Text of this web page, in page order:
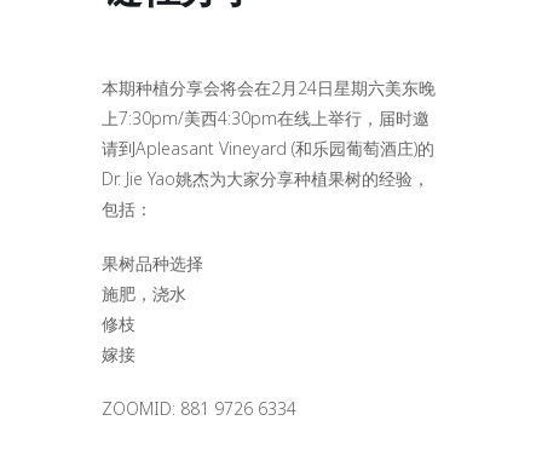
本期种植分享会将会在2月24日星期六美东晚
上7:30pm/美西4:30pm在线上举行，届时邀
请到Apleasant Vineyard (和乐园葡萄酒庄)的
Dr. Jie Yao姚杰为大家分享种植果树的经验，
包括：
果树品种选择
施肥，浇水
修枝
嫁接
ZOOMID: 881 9726 6334